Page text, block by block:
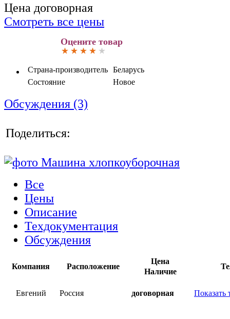
Цена договорная
Смотреть все цены
Оцените товар
Страна-производитель Беларусь
Состояние
Новое
Обсуждения (3)
Поделиться:
Все
Цены
Описание
Техдокументация
Обсуждения
Компания Расположение
Цена
Наличие
Евгений Россия договорная Показать